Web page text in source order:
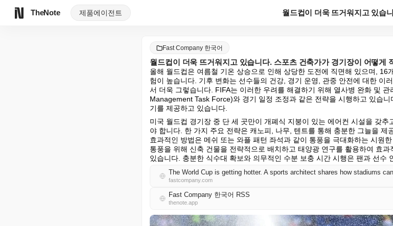
TheNote 제품에이전트
Fast Company 한국어
월드컵이 더욱 뜨거워지고 있습니다. 스포츠 건축가가 경기장이 어떻게
올해 월드컵은 여름철 기온 상승으로 인해 상당한 도전에 직면해 있으며, 16
험이 높습니다. 기후 변화는 선수들의 건강, 경기 운영, 관중 안전에 대한 이
서 더욱 그렇습니다. FIFA는 이러한 우려를 해결하기 위해 열사병 완화 및
Management Task Force)와 경기 일정 조정과 같은 전략을 시행하고 있습
기를 제공하고 있습니다.
미국 월드컵 경기장 중 단 세 곳만이 개폐식 지붕이 있는 에어컨 시설을 갖
야 합니다. 한 가지 주요 전략은 캐노피, 나무, 텐트를 통해 충분한 그늘을 제
효과적인 방법은 메쉬 또는 와플 패턴 좌석과 같이 통풍을 극대화하는 시원
통풍을 위해 신축 건물을 전략적으로 배치하고 태양광 연구를 활용하여 효
있습니다. 충분한 식수대 확보와 의무적인 수분 보충 시간 시행은 팬과 선수
The World Cup is getting hotter. A sports architect shares how stadiums
fastcompany.com
Fast Company 한국어 RSS
thenote.app